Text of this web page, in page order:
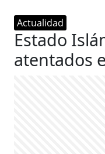
Actualidad
Estado
atentados